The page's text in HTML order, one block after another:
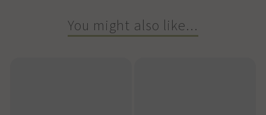
You might also like...